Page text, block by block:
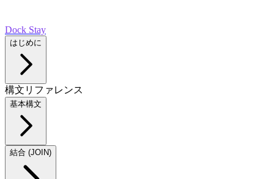
Dock Stay
はじめに
構文リファレンス
基本構文
結合 (JOIN)